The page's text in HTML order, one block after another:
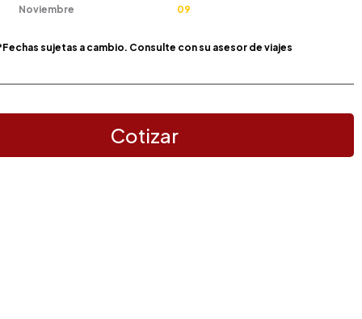
Noviembre 09
sujetas a cambio. Consulte con su asesor de viajes
Cotizar